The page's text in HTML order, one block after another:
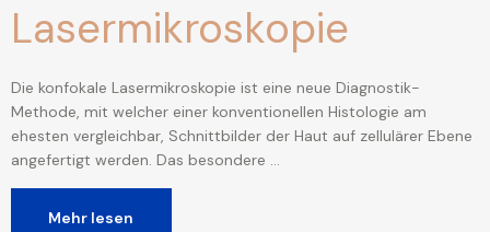
Lasermikroskopie
Die konfokale Lasermikroskopie ist eine neue Diagnostik-
Methode, mit welcher einer konventionellen Histologie am
ehesten vergleichbar, Schnittbilder der Haut auf zellulärer Ebene
angefertigt werden. Das besondere …
Mehr lesen